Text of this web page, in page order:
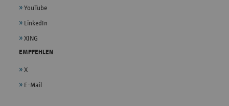
YouTube
LinkedIn
XING
EMPFEHLEN
X
E-Mail